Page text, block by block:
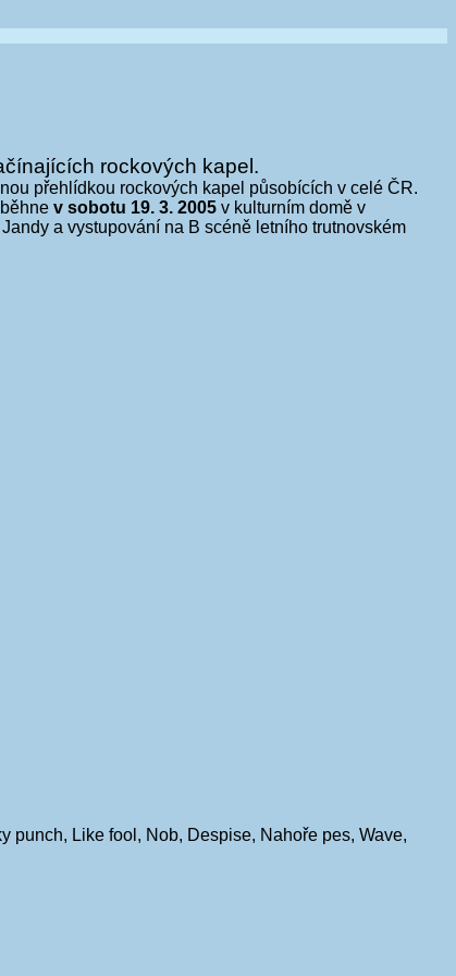
rockových kapel.
přehlídkou rockových kapel působících v celé ČR.
v sobotu 19. 3. 2005 v kulturním domě v
a vystupování na B scéně letního trutnovském
punch, Like fool, Nob, Despise, Nahoře pes, Wave,